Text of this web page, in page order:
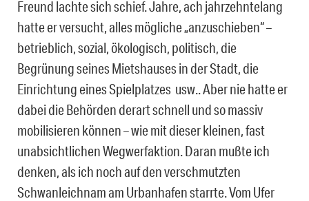
Freund lachte sich schief. Jahre, ach jahrzehntelang
hatte er versucht, alles mögliche „anzuschieben“ –
betrieblich, sozial, ökologisch, politisch, die
Begrünung seines Mietshauses in der Stadt, die
Einrichtung eines Spielplatzes usw.. Aber nie hatte er
dabei die Behörden derart schnell und so massiv
mobilisieren können – wie mit dieser kleinen, fast
unabsichtlichen Wegwerfaktion. Daran mußte ich
denken, als ich noch auf den verschmutzten
Schwanleichnam am Urbanhafen starrte. Vom Ufer